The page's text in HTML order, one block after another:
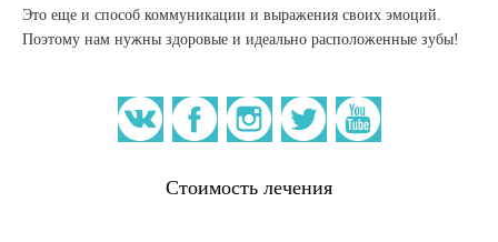
Это еще и способ коммуникации и выражения своих эмоций.
Поэтому нам нужны здоровые и идеально расположенные зубы!
Стоимость лечения